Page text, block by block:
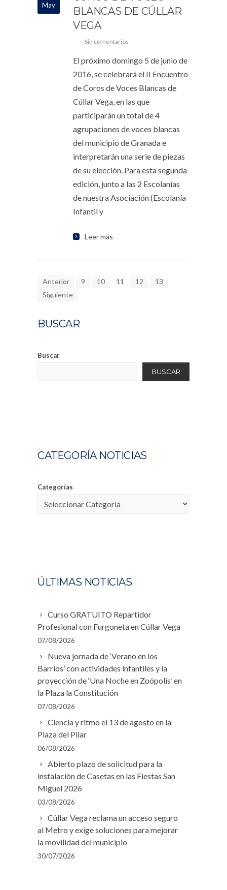
May
BLANCAS DE CÚLLAR
VEGA
Sin comentarios
El próximo domingo 5 de junio de
2016, se celebrará el II Encuentro
de Coros de Voces Blancas de
Cúllar Vega, en las que
participarán un total de 4
agrupaciones de voces blancas
del municipio de Granada e
interpretarán una serie de piezas
de su elección. Para esta segunda
edición, junto a las 2 Escolanías
de nuestra Asociación (Escolanía
Infantil y
Leer más
Anterior 9 10 11 12
13
Siguiente
BUSCAR
Buscar
BUSCAR
CATEGORÍA NOTICIAS
Categorías
ÚLTIMAS NOTICIAS
Curso GRATUITO Repartidor
Profesional con Furgoneta en Cúllar Vega
07/08/2026
Nueva jornada de ‘Verano en los
Barrios’ con actividades infantiles y la
proyección de ‘Una Noche en Zoópolis’ en
la Plaza la Constitución
07/08/2026
Ciencia y ritmo el 13 de agosto en la
Plaza del Pilar
06/08/2026
Abierto plazo de solicitud para la
instalación de Casetas en las Fiestas San
Miguel 2026
03/08/2026
Cúllar Vega reclama un acceso seguro
al Metro y exige soluciones para mejorar
la movilidad del municipio
30/07/2026